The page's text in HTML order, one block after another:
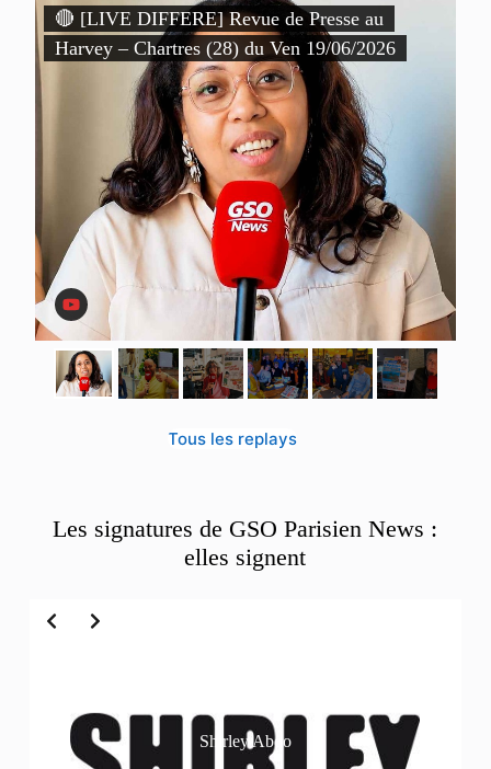
🔴 [LIVE DIFFERE] Revue de Presse au
Harvey – Chartres (28) du Ven 19/06/2026
Tous les replays
Les signatures de GSO Parisien News :
elles signent
Shirley Abdo